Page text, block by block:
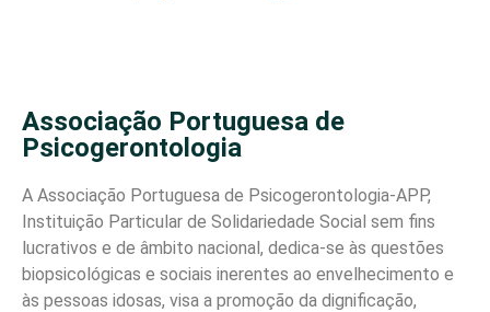
Associação Portuguesa de
Psicogerontologia
A Associação Portuguesa de Psicogerontologia-APP,
Instituição Particular de Solidariedade Social sem fins
lucrativos e de âmbito nacional, dedica-se às questões
biopsicológicas e sociais inerentes ao envelhecimento e
às pessoas idosas, visa a promoção da dignificação,